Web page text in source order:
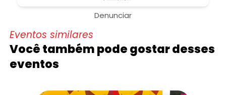
Denunciar
Eventos similares
Você também pode gostar desses
eventos